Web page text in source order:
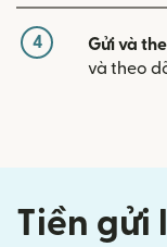
4 Gửi và
và theo
Tiền gửi